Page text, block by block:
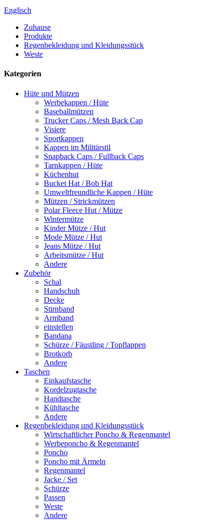
Englisch
Zuhause
Produkte
Regenbekleidung und Kleidungsstück
Weste
Kategorien
Hüte und Mützen
Werbekappen / Hüte
Baseballmützen
Trucker Caps / Mesh Back Cap
Visiere
Sportkappen
Kappen im Militärstil
Snapback Caps / Fullback Caps
Tarnkappen / Hüte
Küchenhut
Bucket Hat / Bob Hat
Umweltfreundliche Kappen / Hüte
Mützen / Strickmützen
Polar Fleece Hut / Mütze
Wintermütze
Kinder Mütze / Hut
Mode Mütze / Hut
Jeans Mütze / Hut
Arbeitsmütze / Hut
Andere
Zubehör
Schal
Handschuh
Decke
Stirnband
Armband
einstellen
Bandana
Schürze / Fäustling / Topflappen
Brotkorb
Andere
Taschen
Einkaufstasche
Kordelzugtasche
Handtasche
Kühltasche
Andere
Regenbekleidung und Kleidungsstück
Wirtschaftlicher Poncho & Regenmantel
Werbeponcho & Regenmantel
Poncho
Poncho mit Ärmeln
Regenmantel
Jacke / Set
Schürze
Passen
Weste
Andere